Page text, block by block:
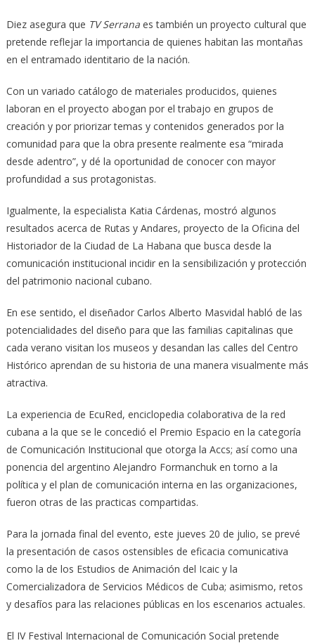
Diez asegura que TV Serranaes también un proyecto cultural que
pretende reflejar la importancia de quienes habitan las montañas
en el entramado identitario de la nación.
Con un variado catálogo de materiales producidos, quienes
laboran en el proyecto abogan por el trabajo en grupos de
creación y por priorizar temas y contenidos generados por la
comunidad para que la obra presente realmente esa “mirada
desde adentro”, y dé la oportunidad de conocer con mayor
profundidad a sus protagonistas.
Igualmente, la especialista Katia Cárdenas, mostró algunos
resultados acerca de Rutas y Andares, proyecto de la Oficina del
Historiador de la Ciudad de La Habana que busca desde la
comunicación institucional incidir en la sensibilización y protección
del patrimonio nacional cubano.
En ese sentido, el diseñador Carlos Alberto Masvidal habló de las
potencialidades del diseño para que las familias capitalinas que
cada verano visitan los museos y desandan las calles del Centro
Histórico aprendan de su historia de una manera visualmente más
atractiva.
La experiencia de EcuRed, enciclopedia colaborativa de la red
cubana a la que se le concedió el Premio Espacio en la categoría
de Comunicación Institucional que otorga la Accs; así como una
ponencia del argentino Alejandro Formanchuk en torno a la
política y el plan de comunicación interna en las organizaciones,
fueron otras de las practicas compartidas.
Para la jornada final del evento, este jueves 20 de julio, se prevé
la presentación de casos ostensibles de eficacia comunicativa
como la de los Estudios de Animación del Icaic y la
Comercializadora de Servicios Médicos de Cuba; asimismo, retos
y desafíos para las relaciones públicas en los escenarios actuales.
El IV Festival Internacional de Comunicación Social pretende